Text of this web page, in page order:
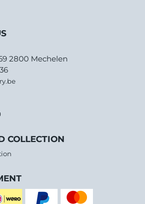
2800 Mechelen
COLLECTION